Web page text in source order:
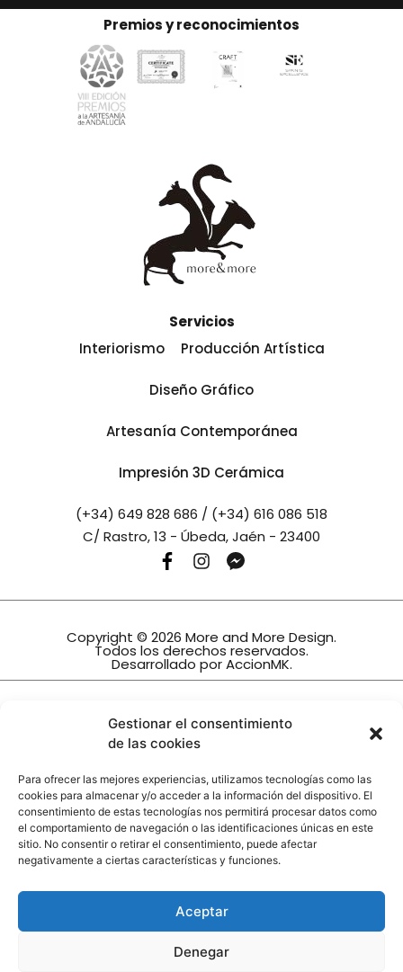
Gestionar el consentimiento
de las cookies
Para ofrecer las mejores experiencias, utilizamos tecnologías como las
cookies para almacenar y/o acceder a la información del dispositivo. El
consentimiento de estas tecnologías nos permitirá procesar datos como
el comportamiento de navegación o las identificaciones únicas en este
sitio. No consentir o retirar el consentimiento, puede afectar
negativamente a ciertas características y funciones.
Aceptar
Denegar
Premios y reconocimientos
Servicios
Interiorismo
Producción Artística
Diseño Gráfico
Artesanía Contemporánea
Impresión 3D Cerámica
(+34) 649 828 686 / (+34) 616 086 518
C/ Rastro, 13 - Úbeda, Jaén - 23400
Copyright © 2026 More and More Design.
Todos los derechos reservados.
Desarrollado porAccionMK.
INTERIORISMO TRINIDAD, S.L.
Ha sido beneficiario de la subvención
Orden de 27 de diciembre de 2022, por la que se
concesión de subvenciones, en régimen de
concurrencia no competitiva, destinadas a
actualizar e impulsar el sector comercial en
Andalucía mediante la implementación de
nuevas tecnologías, dentro del Programa de
modernización del comercio, para la línea 1
Financiado por la Unión Europea-Next
Generation EU